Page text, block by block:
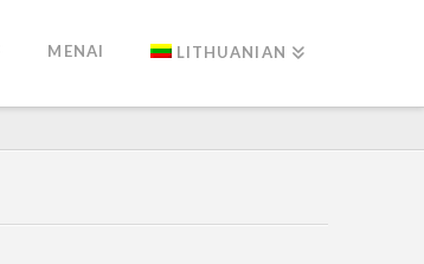
MENAI LITHUANIAN